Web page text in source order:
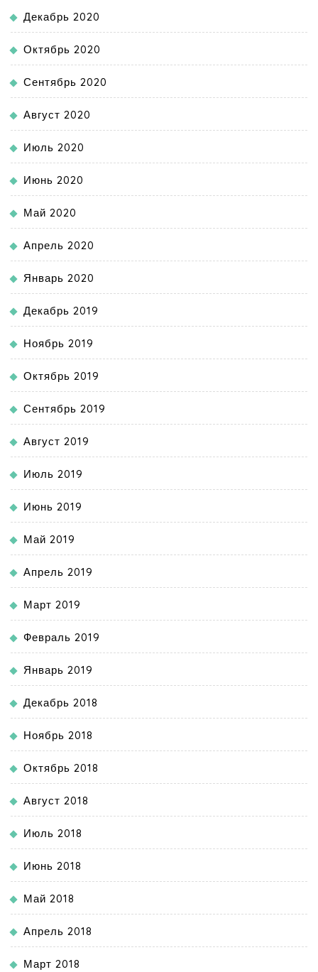
Декабрь 2020
Октябрь 2020
Сентябрь 2020
Август 2020
Июль 2020
Июнь 2020
Май 2020
Апрель 2020
Январь 2020
Декабрь 2019
Ноябрь 2019
Октябрь 2019
Сентябрь 2019
Август 2019
Июль 2019
Июнь 2019
Май 2019
Апрель 2019
Март 2019
Февраль 2019
Январь 2019
Декабрь 2018
Ноябрь 2018
Октябрь 2018
Август 2018
Июль 2018
Июнь 2018
Май 2018
Апрель 2018
Март 2018